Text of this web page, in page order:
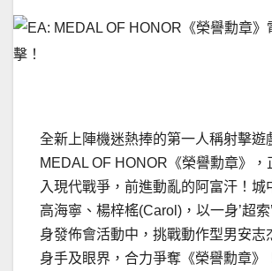
全新上陣機迷熱捧的第一人稱射擊遊
MEDAL OF HONOR《榮譽勳章》，
入現代戰爭，前進動亂的阿富汗！城
高海寧、楊梓榣(Carol)，以一身’超索
身發佈會活動中，挑戰動作型男安志
身手及眼界，合力爭奪《榮譽勳章》